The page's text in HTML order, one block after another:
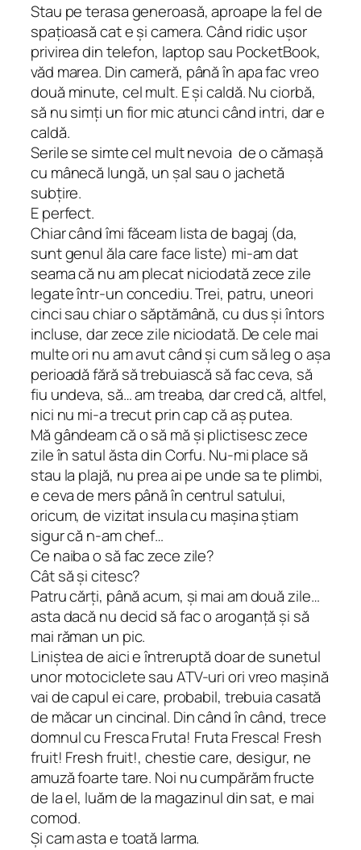
Stau pe terasa generoasă, aproape la fel de
spațioasă cat e și camera. Când ridic ușor
privirea din telefon, laptop sau PocketBook,
văd marea. Din cameră, până în apa fac vreo
două minute, cel mult. E și caldă. Nu ciorbă,
să nu simți un fior mic atunci când intri, dar e
caldă.
Serile se simte cel mult nevoia de o cămașă
cu mânecă lungă, un șal sau o jachetă
subțire.
E perfect.
Chiar când îmi făceam lista de bagaj (da,
sunt genulălacare face liste) mi-am dat
seama că nu am plecat niciodată zece zile
legate într-un concediu. Trei, patru, uneori
cinci sau chiar o săptămână, cu dus și întors
incluse, dar zece zile niciodată. De cele mai
multe ori nu am avut când și cum să leg o așa
perioadă fără să trebuiască să fac ceva, să
fiu undeva, să… am treaba, dar cred că, altfel,
nici nu mi-a trecut prin cap că aș putea.
Mă gândeam că o să mă și plictisesc zece
zile în satul ăsta din Corfu. Nu-mi place să
stau la plajă, nu prea ai pe unde sa te plimbi,
e ceva de mers până în centrul satului,
oricum, de vizitat insula cu mașina știam
sigur că n-am chef…
Ce naiba o să fac zece zile?
Cât să și citesc?
Patru cărți, până acum, și mai am două zile…
asta dacă nu decid să fac o aroganță și să
mai răman un pic.
Liniștea de aici e întreruptă doar de sunetul
unor motociclete sau ATV-uri ori vreo mașină
vai de capul ei care, probabil, trebuia casată
de măcar un cincinal. Din când în când, trece
domnul cu Fresca Fruta! Fruta Fresca! Fresh
fruit! Fresh fruit!, chestie care, desigur, ne
amuză foarte tare. Noi nu cumpărăm fructe
de la el, luăm de la magazinul din sat, e mai
comod.
Și cam asta e toată larma.